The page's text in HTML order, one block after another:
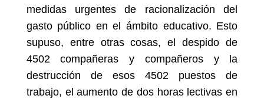
medidas urgentes de racionalización del
gasto público en el ámbito educativo. Esto
supuso, entre otras cosas, el
despido de
4502 compañeras y compañeros
y la
destrucción de esos 4502 puestos de
trabajo, elaumento de dos horas lectivas en